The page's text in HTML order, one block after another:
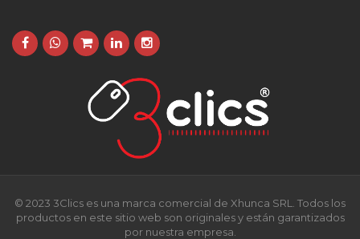
© 2023 3Clics es una marca comercial de Xhunca SRL. Todos los
productos en este sitio web son originales y están garantizados
por nuestra empresa.